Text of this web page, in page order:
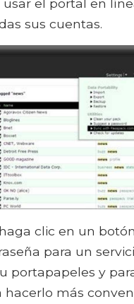
sus cuentas.
clic en un
para un
portapapeles y
hacerlo más